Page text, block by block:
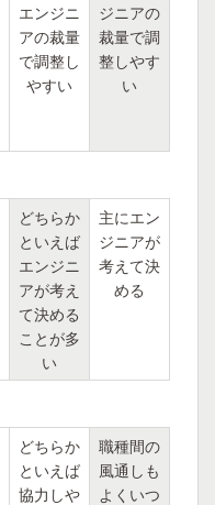
エンジニ
アの裁量
で調整し
やすい
ジニアの
裁量で調
整しやす
い
どちらか
といえば
エンジニ
アが考え
て決める
ことが多
い
主にエン
ジニアが
考えて決
める
どちらか
といえば
協力しや
職種間の
風通しも
よくいつ